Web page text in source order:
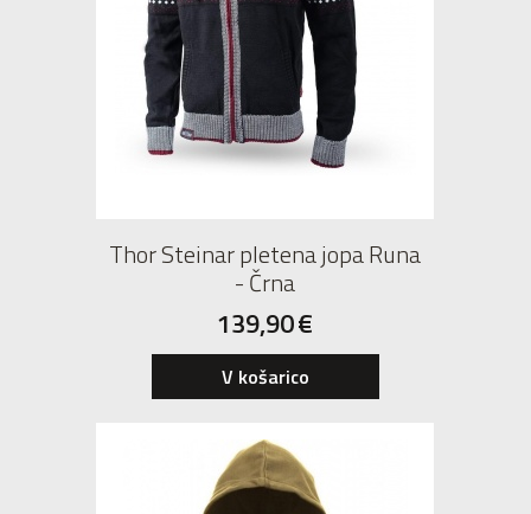
Thor Steinar pletena jopa Runa
- Črna
139,90€
V košarico